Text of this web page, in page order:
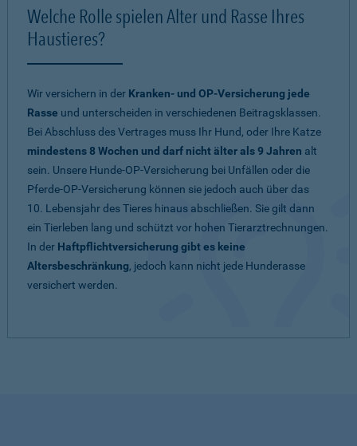
Welche Rolle spielen Alter und Rasse Ihres
Haustieres?
Wir versichern in der Kranken- und OP-Versicherung jede
Rasse und unterscheiden in verschiedenen Beitragsklassen.
Bei Abschluss des Vertrages muss Ihr Hund, oder Ihre Katze
mindestens 8 Wochen und darf nicht älter als 9 Jahren alt
sein. Unsere Hunde-OP-Versicherung bei Unfällen oder die
Pferde-OP-Versicherung können sie jedoch auch über das
10. Lebensjahr des Tieres hinaus abschließen. Sie gilt dann
ein Tierleben lang und schützt vor hohen Tierarztrechnungen.
In der Haftpflichtversicherung gibt es keine
Altersbeschränkung, jedoch kann nicht jede Hunderasse
versichert werden.